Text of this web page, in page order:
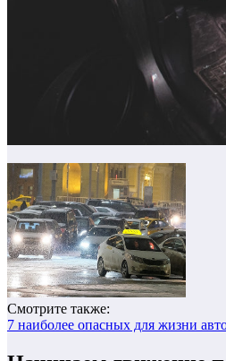
Смотрите также:
7 наиболее опасных для жизни